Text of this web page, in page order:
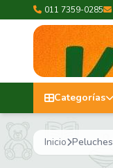
011 7359-0285
Categorías
Inicio Peluches